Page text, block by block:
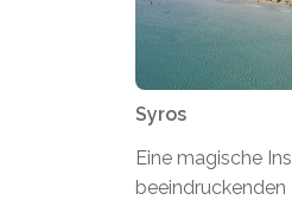
Syros
Eine magische
beeindruckenden